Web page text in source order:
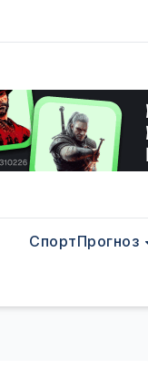
СпортПрогноз